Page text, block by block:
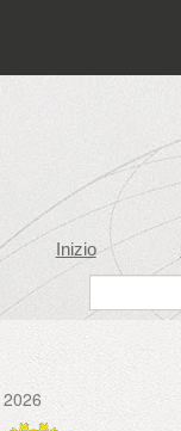
Inizio
2026